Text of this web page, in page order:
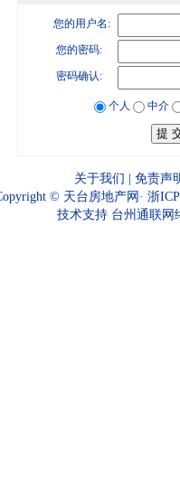
您的用户名:
您的密码:
密码确认:
个人 中介
关于我们 免责声
© 天台房地产网 · 浙
技术支持 台州通联网